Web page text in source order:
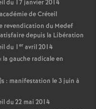
du 17 janvier 2014
de Créteil
revendication du Medef
depuis la Libération
du 1 er avril 2014
la gauche radicale en
: manifestation le 3 juin à
du 22 mai 2014